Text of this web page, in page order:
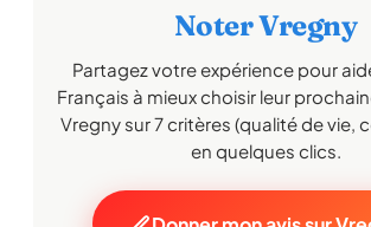
Noter Vregny
Partagez votre expérience pour
Français à mieux choisir leur
Vregny sur 7 critères (qualité de vie,
en quelques clics.